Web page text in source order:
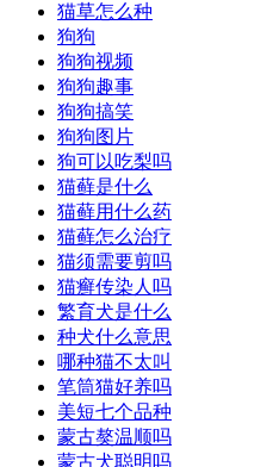
猫草怎么种
狗狗
狗狗视频
狗狗趣事
狗狗搞笑
狗狗图片
狗可以吃梨吗
猫藓是什么
猫藓用什么药
猫藓怎么治疗
猫须需要剪吗
猫癣传染人吗
繁育犬是什么
种犬什么意思
哪种猫不太叫
笔筒猫好养吗
美短七个品种
蒙古獒温顺吗
蒙古犬聪明吗